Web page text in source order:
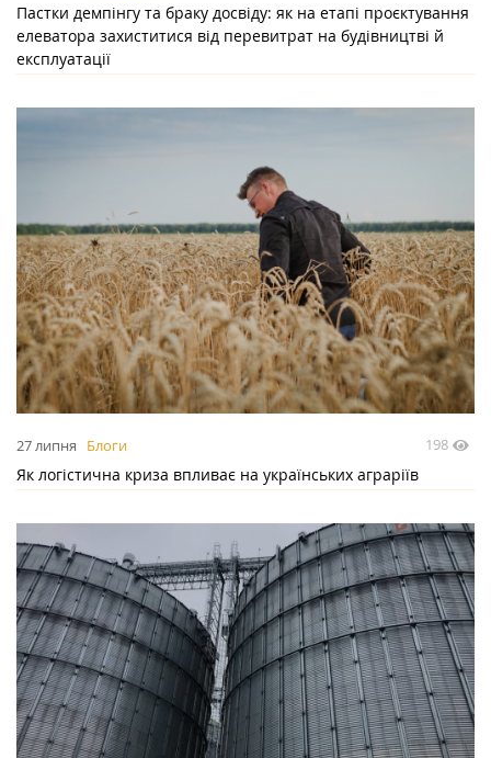
Пастки демпінгу та браку досвіду: як на етапі проєктування
елеватора захиститися від перевитрат на будівництві й
експлуатації
27 липня Блоги 198
Як логістична криза впливає на українських аграріїв